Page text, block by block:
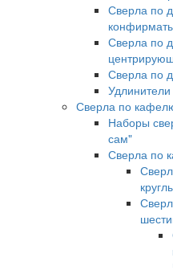
Сверла по
Сверла по
Сверла по
Сверла по
Наборы
сам"
Сверла по